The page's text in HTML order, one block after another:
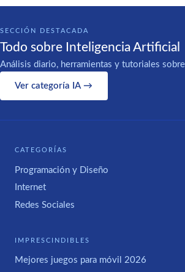
SECCIÓN DESTACADA
Todo sobre Inteligencia Artificial
Análisis diario, herramientas y tutoriales
Ver categoría IA →
CATEGORÍAS
Programación y Diseño
Internet
Redes Sociales
IMPRESCINDIBLES
Mejores juegos para móvil 2026